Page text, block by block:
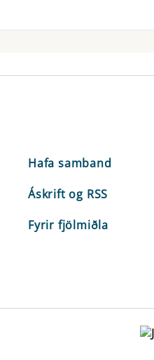
Hafa samband
Áskrift og RSS
Fyrir fjölmiðla